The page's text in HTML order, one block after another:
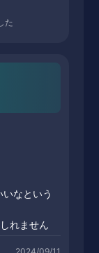
た
なという
れません